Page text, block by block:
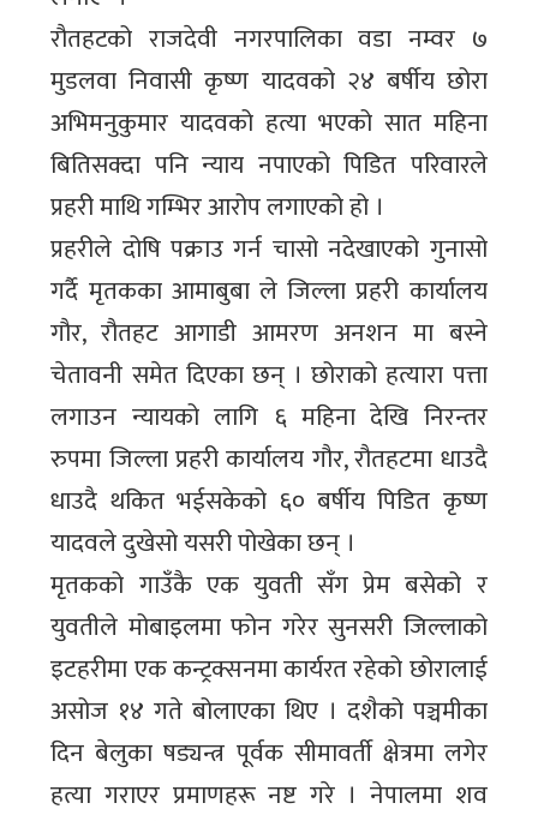
रौतहटको राजदेवी नगरपालिका वडा नम्वर ७
मुडलवा निवासी कृष्ण यादवको २४ बर्षीय छोरा
अभिमनुकुमार यादवको हत्या भएको सात महिना
बितिसक्दा पनि न्याय नपाएको पिडित परिवारले
प्रहरी माथि गम्भिर आरोप लगाएको हो ।
प्रहरीले दोषि पक्राउ गर्न चासो नदेखाएको गुनासो
गर्दै मृतकका आमाबुबा ले जिल्ला प्रहरी कार्यालय
गौर, रौतहट आगाडी आमरण अनशन मा बस्ने
चेतावनी समेत दिएका छन् । छोराको हत्यारा पत्ता
लगाउन न्यायको लागि ६ महिना देखि निरन्तर
रुपमा जिल्ला प्रहरी कार्यालय गौर, रौतहटमा धाउदै
धाउदै थकित भईसकेको ६० बर्षीय पिडित कृष्ण
यादवले दुखेसो यसरी पोखेका छन् ।
मृतकको गाउँकै एक युवती सँग प्रेम बसेको र
युवतीले मोबाइलमा फोन गरेर सुनसरी जिल्लाको
इटहरीमा एक कन्ट्रक्सनमा कार्यरत रहेको छोरालाई
असोज १४ गते बोलाएका थिए । दशैको पञ्चमीका
दिन बेलुका षड्यन्त्र पूर्वक सीमावर्ती क्षेत्रमा लगेर
हत्या गराएर प्रमाणहरू नष्ट गरे । नेपालमा शव